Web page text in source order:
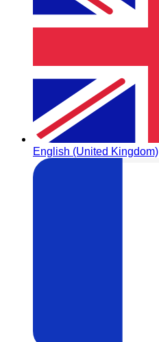
English (United Kingdom)